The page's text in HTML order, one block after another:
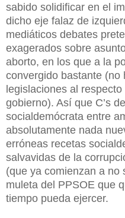
sabido solidificar en el
dicho eje falaz de
mediáticos debates
exagerados sobre
aborto, en los que a la
convergido bastante (no
legislaciones al
gobierno). Así que C’s
socialdemócrata entre
absolutamente nada
erróneas recetas
salvavidas de la
(que ya comienzan a no
muleta del PPSOE que
tiempo pueda ejercer.